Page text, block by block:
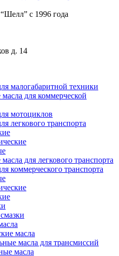
с 1996 года
д. 14
малогабаритной техники
для коммерческой
мотоциклов
легкового транспорта
для легкового транспорта
коммерческого транспорта
масла
масла для трансмиссий
масла